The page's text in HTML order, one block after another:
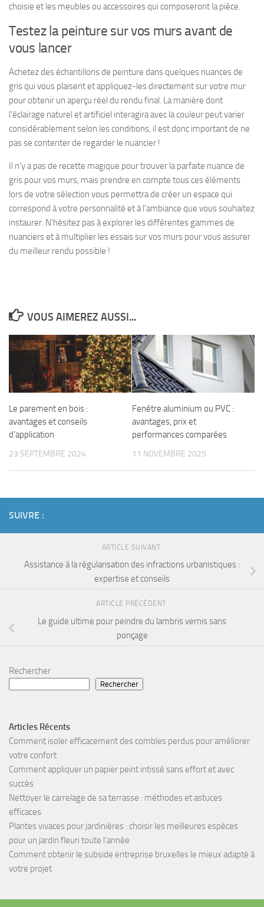
choisie et les meubles ou accessoires qui composeront la pièce.
Testez la peinture sur vos murs avant de
vous lancer
Achetez des échantillons de peinture dans quelques nuances de
gris qui vous plaisent et appliquez-les directement sur votre mur
pour obtenir un aperçu réel du rendu final. La manière dont
l’éclairage naturel et artificiel interagira avec la couleur peut varier
considérablement selon les conditions, il est donc important de ne
pas se contenter de regarder le nuancier !
Il n’y a pas de recette magique pour trouver la parfaite nuance de
gris pour vos murs, mais prendre en compte tous ces éléments
lors de votre sélection vous permettra de créer un espace qui
correspond à votre personnalité et à l’ambiance que vous souhaitez
instaurer. N’hésitez pas à explorer les différentes gammes de
nuanciers et à multiplier les essais sur vos murs pour vous assurer
du meilleur rendu possible !
VOUS AIMEREZ AUSSI...
Le parement en bois :
avantages et conseils
d’application
23 SEPTEMBRE 2024
Fenêtre aluminium ou PVC :
avantages, prix et
performances comparées
11 NOVEMBRE 2025
SUIVRE :
ARTICLE SUIVANT
Assistance à la régularisation des infractions urbanistiques :
expertise et conseils
ARTICLE PRÉCÉDENT
Le guide ultime pour peindre du lambris vernis sans
ponçage
Rechercher
Rechercher
Articles Récents
Comment isoler efficacement des combles perdus pour améliorer
votre confort
Comment appliquer un papier peint intissé sans effort et avec
succès
Nettoyer le carrelage de sa terrasse : méthodes et astuces
efficaces
Plantes vivaces pour jardinières : choisir les meilleures espèces
pour un jardin fleuri toute l’année
Comment obtenir le subside entreprise bruxelles le mieux adapté à
votre projet